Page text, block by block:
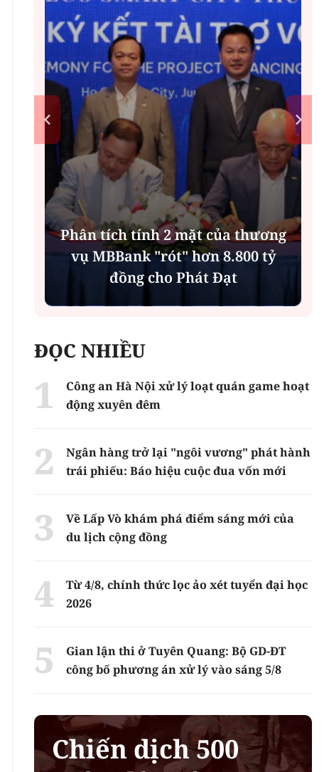
Phân tích tính 2 mặt của thương
vụ MBBank "rót" hơn 8.800 tỷ
đồng cho Phát Đạt
ĐỌC NHIỀU
Công an Hà Nội xử lý loạt quán game hoạt
động xuyên đêm
Ngân hàng trở lại "ngôi vương" phát hành
trái phiếu: Báo hiệu cuộc đua vốn mới
Về Lấp Vò khám phá điểm sáng mới của
du lịch cộng đồng
Từ 4/8, chính thức lọc ảo xét tuyển đại học
2026
Gian lận thi ở Tuyên Quang: Bộ GD-ĐT
công bố phương án xử lý vào sáng 5/8
Chiến dịch 500